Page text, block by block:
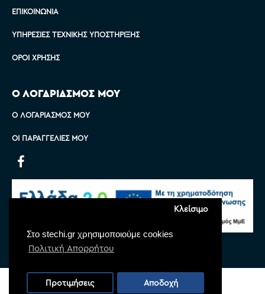
Στο stechi.gr χρησιμοποιούμε cookies
Πολιτική Απορρήτου
Κλείσιμο
Προτιμήσεις Αποδοχή
ΕΠΙΚΟΙΝΩΝΊΑ
ΥΠΗΡΕΣΊΕΣ ΤΕΧΝΙΚΉΣ ΥΠΟΣΤΉΡΙΞΗΣ
ΌΡΟΙ ΧΡΉΣΗΣ
Ο ΛΟΓΑΡΙΑΣΜΟΣ ΜΟΥ
Ο ΛΟΓΑΡΙΑΣΜΌΣ ΜΟΥ
ΟΙ ΠΑΡΑΓΓΕΛΊΕΣ ΜΟΥ
Copyright © 2022 Stechi, All Rights Reserved
Powered by
Monoware Web